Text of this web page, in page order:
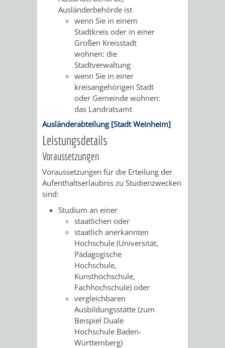
UMWELT-
Ausländerbehörde ist
wenn Sie in einem
Stadtkreis oder in einer
Großen Kreisstadt
wohnen: die
Stadtverwaltung
wenn Sie in einer
kreisangehörigen Stadt
oder Gemeinde wohnen:
das Landratsamt
Ausländerabteilung [Stadt Weinheim]
Leistungsdetails
Voraussetzungen
Voraussetzungen für die Erteilung der
Aufenthaltserlaubnis zu Studienzwecken
sind:
Studium an einer
staatlichen oder
staatlich anerkannten
Hochschule (Universität,
Pädagogische
Hochschule,
Kunsthochschule,
Fachhochschule) oder
vergleichbaren
Ausbildungsstätte (zum
Beispiel Duale
Hochschule Baden-
Württemberg)